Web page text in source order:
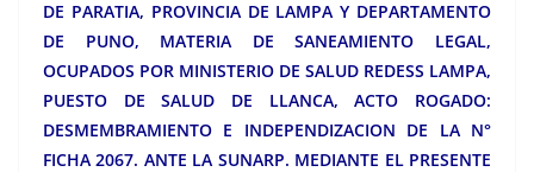
DE PARATIA, PROVINCIA DE LAMPA Y DEPARTAMENTO
DE PUNO, MATERIA DE SANEAMIENTO LEGAL,
OCUPADOS POR MINISTERIO DE SALUD REDESS LAMPA,
PUESTO DE SALUD DE LLANCA, ACTO ROGADO:
DESMEMBRAMIENTO E INDEPENDIZACION DE LA N°
FICHA 2067. ANTE LA SUNARP. MEDIANTE EL PRESENTE